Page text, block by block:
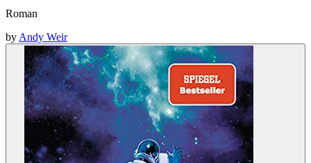
Roman
by Andy Weir